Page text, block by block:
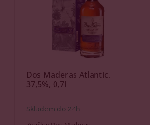
Dos Maderas Atlantic,
37,5%, 0,7l
Skladem do 24h